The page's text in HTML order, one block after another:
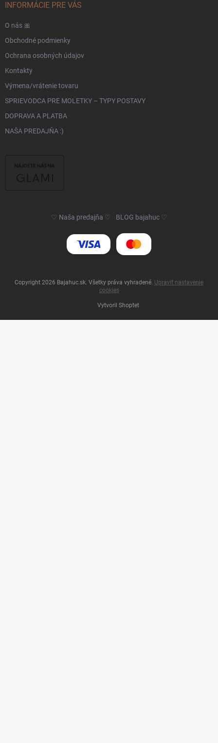
INFORMÁCIE PRE VÁS
O nás 🎀
Obchodné podmienky
Ochrana osobných údajov
Kontakty
Výmena/vrátenie tovaru
SPRIEVODCA PRE MOLETKY – TYPY POSTAVY
DOPRAVA A PLATBA
NAŠA PREDAJŇA :)
♡ Naša predajňa ♡ BLOG bajahuc ♡
Vytvoril Shoptet
Copyright 2026 Bajahuc.sk. Všetky práva vyhradené. Upraviť nastavenie
cookies